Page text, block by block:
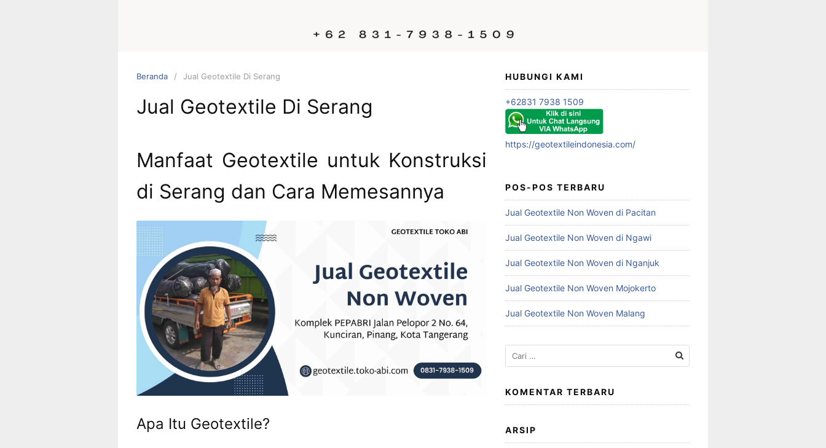
Beranda Jual Geotextile Di Serang
Jual Geotextile Di Serang
Manfaat Geotextile untuk Konstruksi
di Serang dan Cara Memesannya
Apa Itu Geotextile?
HUBUNGI KAMI
+62831 7938 1509
https://geotextileindonesia.com/
POS-POS TERBARU
Jual Geotextile Non Woven di Pacitan
Jual Geotextile Non Woven di Ngawi
Jual Geotextile Non Woven di Nganjuk
Jual Geotextile Non Woven Mojokerto
Jual Geotextile Non Woven Malang
Cari
untuk:
KOMENTAR TERBARU
ARSIP